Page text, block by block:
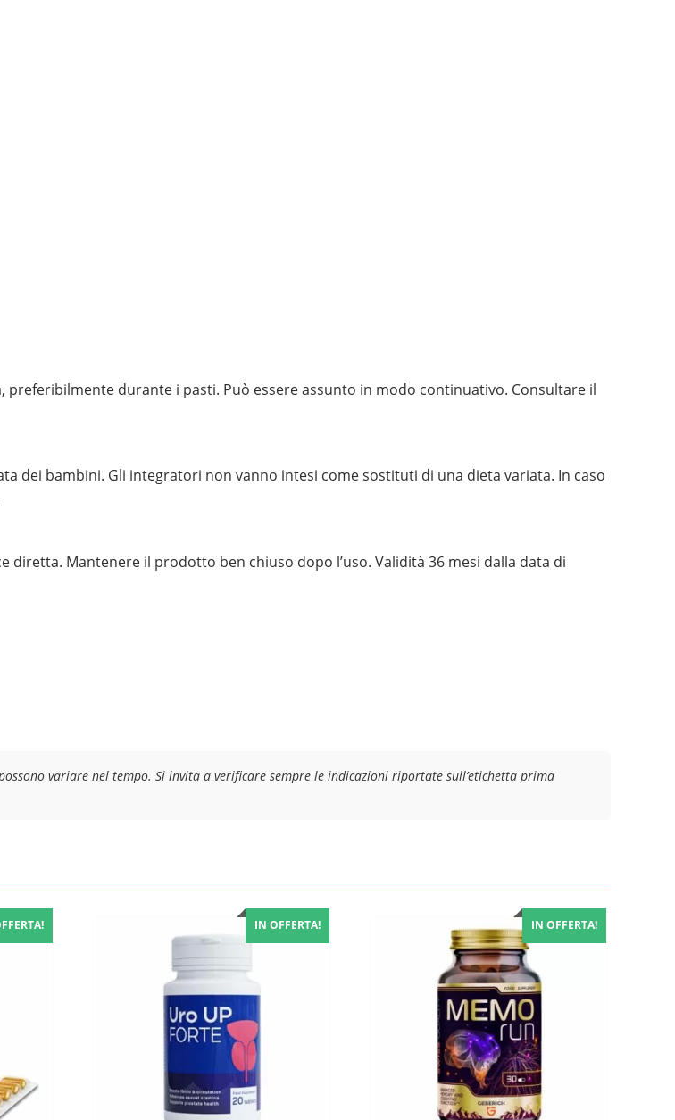
preferibilmente durante i pasti. Può essere assunto in modo continuativo. Consultare il
dei bambini. Gli integratori non vanno intesi come sostituti di una dieta variata. In caso
Mantenere il prodotto ben chiuso dopo l’uso. Validità 36 mesi dalla data di
variare nel tempo. Si invita a verificare sempre le indicazioni riportate sull’etichetta prima
IN OFFERTA! IN OFFERTA!